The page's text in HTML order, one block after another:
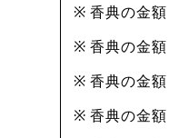
※ 香典の金額
※ 香典の金額
※ 香典の金額
※ 香典の金額